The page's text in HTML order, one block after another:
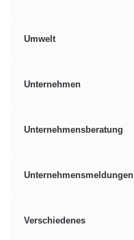
Umwelt
Unternehmen
Unternehmensberatung
Unternehmensmeldungen
Verschiedenes